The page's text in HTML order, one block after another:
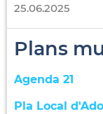
25.06.2025
Plans
Agenda 21
Pla Local